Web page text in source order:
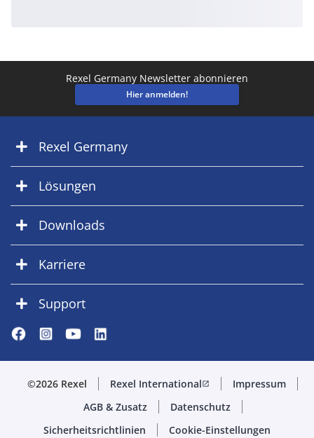
Rexel Germany Newsletter abonnieren
Hier anmelden!
Rexel Germany
Lösungen
Downloads
Karriere
Support
©2026 Rexel Rexel Internationalopen_in_new
Impressum
AGB & Zusatz
Datenschutz
Sicherheitsrichtlinien
Cookie-Einstellungen